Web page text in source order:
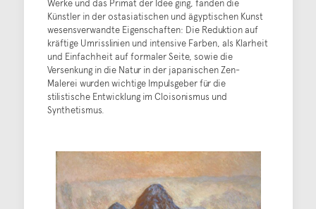
Werke und das Primat der Idee ging, fanden die
Künstler in der ostasiatischen und ägyptischen Kunst
wesensverwandte Eigenschaften: Die Reduktion auf
kräftige Umrisslinien und intensive Farben, als Klarheit
und Einfachheit auf formaler Seite, sowie die
Versenkung in die Natur in der japanischen Zen-
Malerei wurden wichtige Impulsgeber für die
stilistische Entwicklung im Cloisonismus und
Synthetismus.